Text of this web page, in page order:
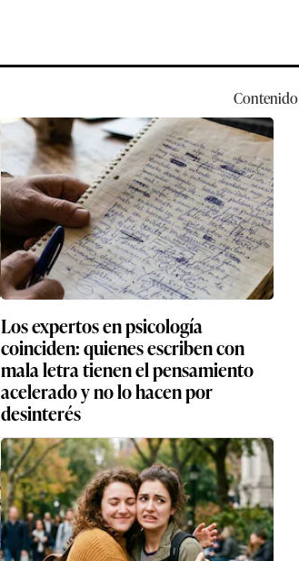
Contenido
Los expertos en psicología
coinciden: quienes escriben con
mala letra tienen el pensamiento
acelerado y no lo hacen por
desinterés